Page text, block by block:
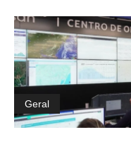
Geral